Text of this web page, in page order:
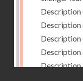
Description
Description
Description
Description
Description